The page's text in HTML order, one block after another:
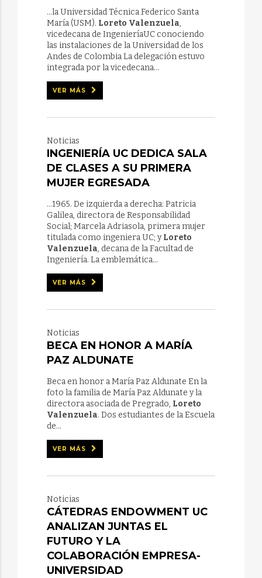
...la Universidad Técnica Federico Santa
María (USM). Loreto Valenzuela,
vicedecana de IngenieríaUC conociendo
las instalaciones de la Universidad de los
Andes de Colombia La delegación estuvo
integrada por la vicedecana...
VER MÁS
Noticias
INGENIERÍA UC DEDICA SALA
DE CLASES A SU PRIMERA
MUJER EGRESADA
...1965. De izquierda a derecha: Patricia
Galilea, directora de Responsabilidad
Social; Marcela Adriasola, primera mujer
titulada como ingeniera UC; yLoreto
Valenzuela, decana de la Facultad de
Ingeniería. La emblemática...
VER MÁS
Noticias
BECA EN HONOR A MARÍA
PAZ ALDUNATE
Beca en honor a María Paz Aldunate En la
foto la familia de María Paz Aldunate y la
directora asociada de Pregrado, Loreto
Valenzuela. Dos estudiantes de la Escuela
de...
VER MÁS
Noticias
CÁTEDRAS ENDOWMENT UC
ANALIZAN JUNTAS EL
FUTURO Y LA
COLABORACIÓN EMPRESA-
UNIVERSIDAD